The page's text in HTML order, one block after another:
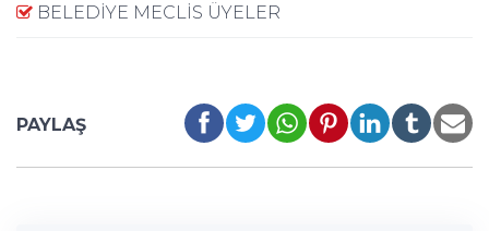
BELEDİYE MECLİS ÜYELER
PAYLAŞ